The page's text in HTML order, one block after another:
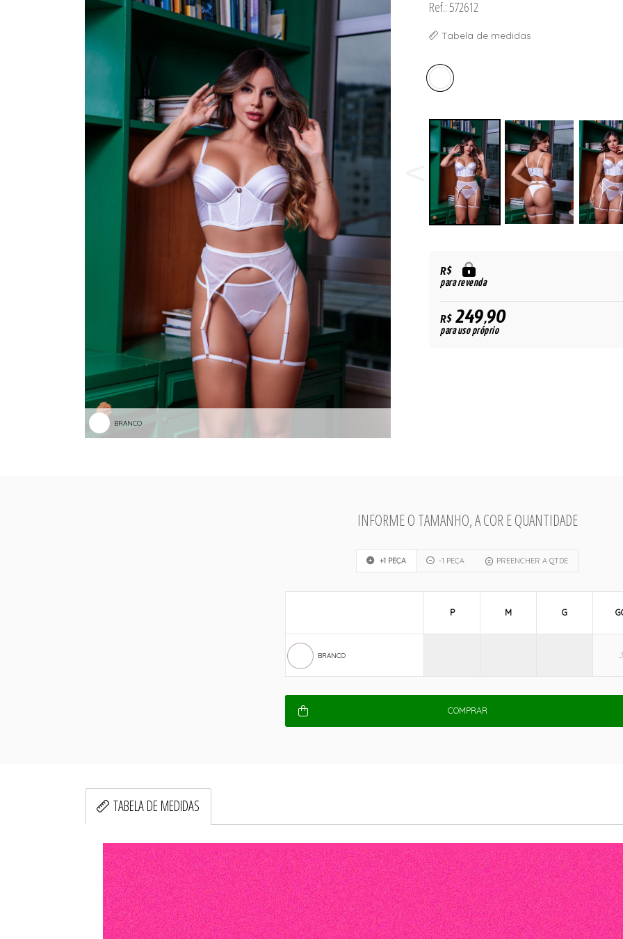
CONJUNTOS
CORPETES, ESPARTILHOS E CORSELETS
SUTIÃS
BRANCO
Ref.: 572612
Tabela de medidas
R$
para revenda
R$249,90
para uso próprio
INFORME O TAMANHO, A COR E QUANTIDADE
+1 PEÇA -1 PEÇA PREENCHER A QTDE
BRANCO
P M G
COMPRAR
TABELA DE MEDIDAS